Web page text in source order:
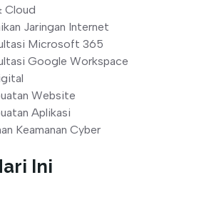
Cloud
Jaringan Internet
Microsoft 365
Google Workspace
Website
Aplikasi
Keamanan Cyber
Ini